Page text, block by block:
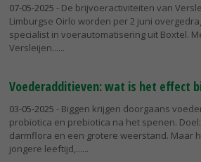
07-05-2025 - De brijvoeractiviteiten van
Limburgse Oirlo worden per 2 juni
specialist in voerautomatisering uit Boxtel.
Versleijen...
Voederadditieven: wat is het effect
03-05-2025 - Biggen krijgen doorgaans
probiotica en prebiotica na het spenen.
darmflora en een grotere weerstand. Maar
jongere leeftijd,...